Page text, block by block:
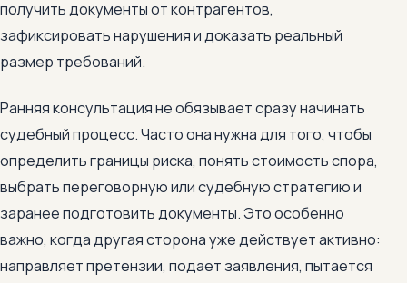
получить документы от контрагентов,
зафиксировать нарушения и доказать реальный
размер требований.
Ранняя консультация не обязывает сразу начинать
судебный процесс. Часто она нужна для того, чтобы
определить границы риска, понять стоимость спора,
выбрать переговорную или судебную стратегию и
заранее подготовить документы. Это особенно
важно, когда другая сторона уже действует активно:
направляет претензии, подает заявления, пытается